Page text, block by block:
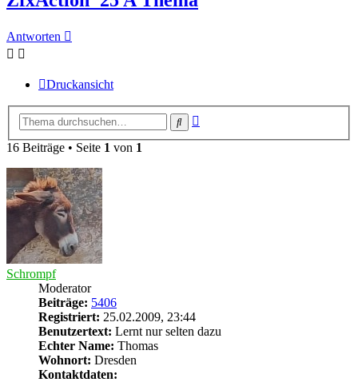
Antworten
Druckansicht
Suche
16 Beiträge • Seite 1 von 1
Schrompf
Moderator
Beiträge: 5406
Registriert: 25.02.2009, 23:44
Benutzertext: Lernt nur selten dazu
Echter Name: Thomas
Wohnort: Dresden
Kontaktdaten: